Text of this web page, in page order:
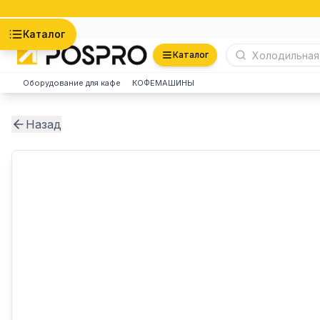
Каталог
Каталог
Оборудование для кафе КОФЕМАШИНЫ
Назад